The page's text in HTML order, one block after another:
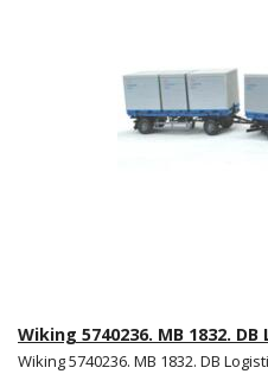
Wiking 5740236. MB 1832.
Wiking 5740236. MB 1832. DB